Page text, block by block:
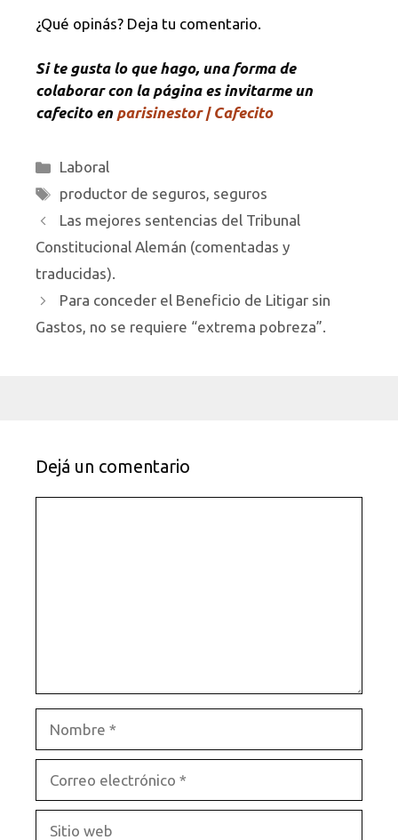
¿Qué opinás? Deja tu comentario.
Si te gusta lo que hago, una forma de
colaborar con la página es invitarme un
cafecito en parisinestor | Cafecito
Categorías
Laboral
Etiquetas
productor de seguros, seguros
Las mejores sentencias del Tribunal
Constitucional Alemán (comentadas y
traducidas).
Para conceder el Beneficio de Litigar sin
Gastos, no se requiere “extrema pobreza”.
Dejá un comentario